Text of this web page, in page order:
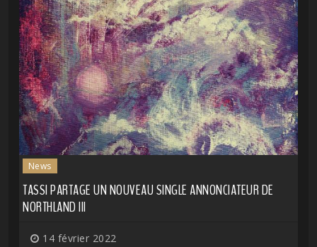
News
TASSI PARTAGE UN NOUVEAU SINGLE ANNONCIATEUR DE
NORTHLAND III
14 février 2022